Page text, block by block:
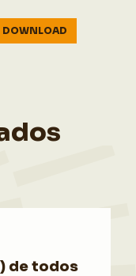
DOWNLOAD
de todos